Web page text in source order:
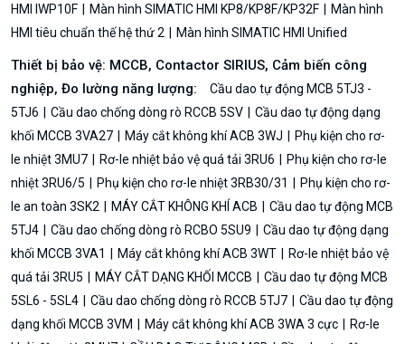
HMI IWP10F
Màn hình SIMATIC HMI KP8/KP8F/KP32F
Màn hình
HMI tiêu chuẩn thế hệ thứ 2
Màn hình SIMATIC HMI Unified
Thiết bị bảo vệ: MCCB, Contactor SIRIUS, Cảm biến công
nghiệp, Đo lường năng lượng:
Cầu dao tự động MCB 5TJ3 -
5TJ6
Cầu dao chống dòng rò RCCB 5SV
Cầu dao tự động dạng
khối MCCB 3VA27
Máy cắt không khí ACB 3WJ
Phụ kiện cho rơ-
le nhiệt 3MU7
Rơ-le nhiệt bảo vệ quá tải 3RU6
Phụ kiện cho rơ-le
nhiệt 3RU6/5
Phụ kiện cho rơ-le nhiệt 3RB30/31
Phụ kiện cho rơ-
le an toàn 3SK2
MÁY CẮT KHÔNG KHÍ ACB
Cầu dao tự động MCB
5TJ4
Cầu dao chống dòng rò RCBO 5SU9
Cầu dao tự động dạng
khối MCCB 3VA1
Máy cắt không khí ACB 3WT
Rơ-le nhiệt bảo vệ
quá tải 3RU5
MÁY CẮT DẠNG KHỐI MCCB
Cầu dao tự động MCB
5SL6 - 5SL4
Cầu dao chống dòng rò RCCB 5TJ7
Cầu dao tự động
dạng khối MCCB 3VM
Máy cắt không khí ACB 3WA 3 cực
Rơ-le